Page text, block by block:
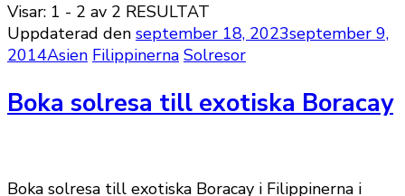
Visar: 1 - 2 av 2 RESULTAT
Uppdaterad den september 18, 2023september 9,
2014Asien Filippinerna Solresor
Boka solresa till exotiska Boracay
Boka solresa till exotiska Boracay i Filippinerna i